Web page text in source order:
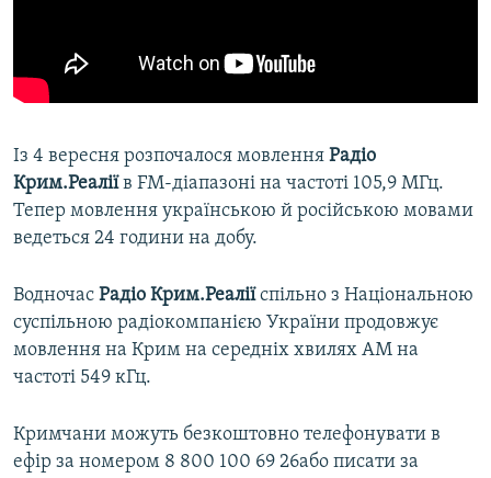
Із 4 вересня розпочалося мовлення Радіо
Крим.Реаліїв FM-діапазоні на частоті 105,9 МГц.
Тепер мовлення українською й російською мовами
ведеться 24 години на добу.
Водночас Радіо Крим.Реаліїспільно з Національною
суспільною радіокомпанією України продовжує
мовлення на Крим на середніх хвилях АМ на
частоті 549 кГц.
Кримчани можуть безкоштовно телефонувати в
ефір за номером 8 800 100 69 26або писати за